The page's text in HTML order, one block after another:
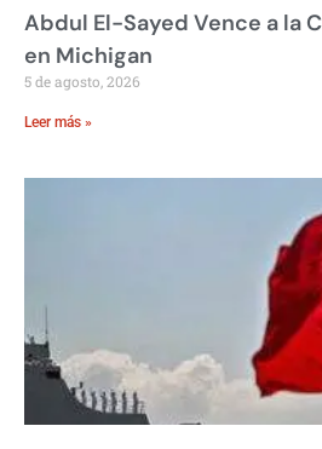
Abdul El-Sayed Vence a la
en Michigan
5 de agosto, 2026
Leer más »